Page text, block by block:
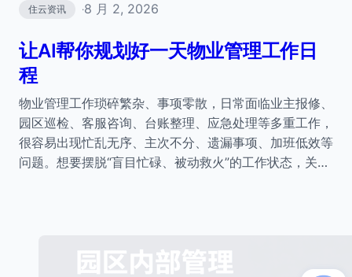
住云资讯 ·8 月 2, 2026
让AI帮你规划好一天物业管理工作日
程
物业管理工作琐碎繁杂、事项零散，日常面临业主报修、
园区巡检、客服咨询、台账整理、应急处理等多重工作，
很容易出现忙乱无序、主次不分、遗漏事项、加班低效等
问题。想要摆脱“盲目忙碌、被动救火”的工作状态，关…